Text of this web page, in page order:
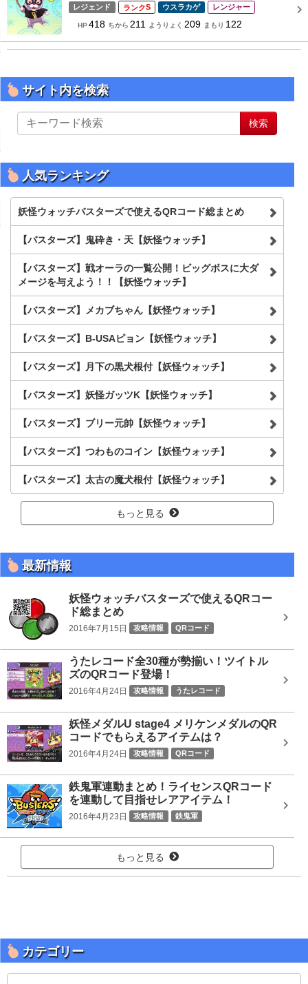
レジェンド S ウスラカゲ レンジャー
HP418 ちから 211 ようりょく 209 まもり 122
サイト内を検索
イ
を
検
索
検索
人気ランキング
妖怪ウォッチバスターズで使えるQRコード総まとめ
【バスターズ】鬼砕き・天【妖怪ウォッチ】
【バスターズ】戦オーラの一覧公開！ビッグボスに大ダ
メージを与えよう！！【妖怪ウォッチ】
【バスターズ】メカブちゃん【妖怪ウォッチ】
【バスターズ】B-USAピョン【妖怪ウォッチ】
【バスターズ】月下の黒犬根付【妖怪ウォッチ】
【バスターズ】妖怪ガッツK【妖怪ウォッチ】
【バスターズ】ブリー元帥【妖怪ウォッチ】
【バスターズ】つわものコイン【妖怪ウォッチ】
【バスターズ】太古の魔犬根付【妖怪ウォッチ】
もっと見る
最新情報
妖怪ウォッチバスターズで使えるQRコー
ド総まとめ
2016年7月15日 攻略情報 QRコード
うたレコード全30種が勢揃い！ツイトル
ズのQRコード登場！
2016年4月24日 攻略情報 うたレコード
妖怪メダルU stage4 メリケンメダルのQR
コードでもらえるアイテムは？
2016年4月24日 攻略情報 QRコード
鉄鬼軍連動まとめ！ライセンスQRコード
を連動して目指せレアアイテム！
2016年4月23日 攻略情報 鉄鬼軍
もっと見る
カテゴリー